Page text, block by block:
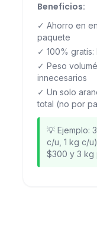
Beneficios:
✓ Ahorro en
paquete
✓ 100%
✓ Peso
innecesarios
✓ Un solo
total (no por
💡 Ejemplo:
c/u, 1 kg c/
$300 y 3 kg